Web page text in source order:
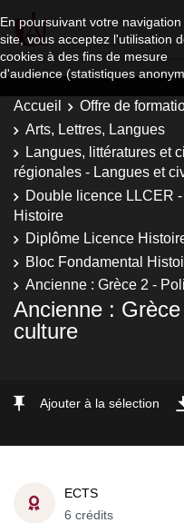
En poursuivant votre
site, vous acceptez l'utilisation
cookies à des fins de mesure
d'audience (statistiques
Accueil Offre de
Arts, Lettres, Langues
Langues, littératures et
régionales - Langues et
Double licence LLCER
Histoire
Diplôme Licence
Bloc Fondamental
Ancienne : Grèce 2 -
Ancienne :
culture
Ajouter à la sélection
ECTS
6 crédits